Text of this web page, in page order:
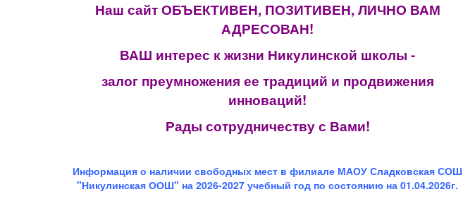
Наш сайт ОБЪЕКТИВЕН, ПОЗИТИВЕН, ЛИЧНО ВАМ
АДРЕСОВАН!
ВАШ интерес к жизни Никулинской школы -
залог преумножения ее традиций и продвижения
инноваций!
Рады сотрудничеству с Вами!
Информация о наличии свободных мест в филиале МАОУ Сладковская СОШ
"Никулинская ООШ" на 2026-2027 учебный год по состоянию на 01.04.2026г.